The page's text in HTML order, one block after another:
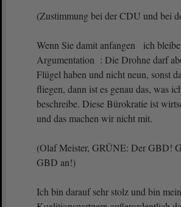
(Zustimmung bei der CDU und bei
Wenn Sie damit anfangen ich
Argumentation : Die Drohne darf
Flügel haben und nicht neun, sonst
fliegen, dann ist es genau das, was
beschreibe. Diese Bürokratie ist
und das machen wir nicht mit.
(Olaf Meister, GRÜNE: Der GBD!
GBD an!)
Ich bin darauf sehr stolz und bin